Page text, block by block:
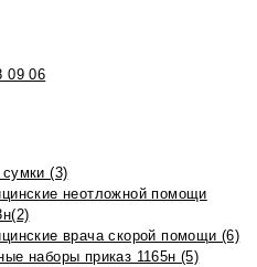
09 06
(3)
неотложной помощи
врача скорой помощи (6)
наборы приказ 1165н (5)